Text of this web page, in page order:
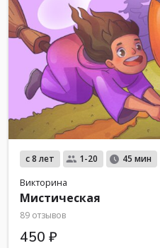
с 8 лет 1-20 45 мин
Викторина
Мистическая
89 отзывов
450 ₽